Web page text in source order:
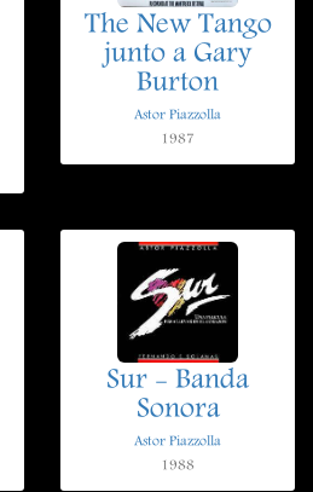
The New Tango
junto a Gary
Burton
Astor Piazzolla
1987
Sur - Banda
Sonora
Astor Piazzolla
1988